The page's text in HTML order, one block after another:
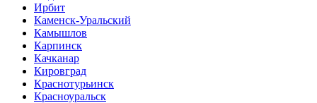
Ирбит
Каменск-Уральский
Камышлов
Карпинск
Качканар
Кировград
Краснотурьинск
Красноуральск